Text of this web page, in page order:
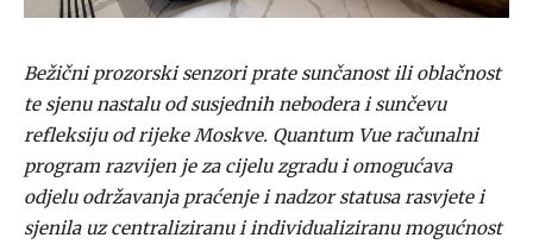
Bežični prozorski senzori prate sunčanost ili oblačnost
te sjenu nastalu od susjednih nebodera i sunčevu
refleksiju od rijeke Moskve. Quantum Vue računalni
program razvijen je za cijelu zgradu i omogućava
odjelu održavanja praćenje i nadzor statusa rasvjete i
sjenila uz centraliziranu i individualiziranu mogućnost